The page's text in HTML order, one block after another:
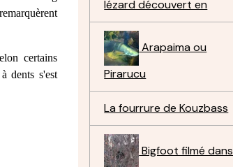
certains
dents s'est
lézard découvert en
Arapaima ou
Pirarucu
La fourrure de Kouzbass
Bigfoot filmé dans